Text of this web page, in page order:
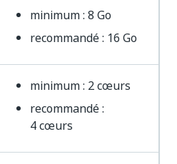
minimum : 8 Go
recommandé : 16 Go
minimum : 2 cœurs
recommandé :
4 cœurs